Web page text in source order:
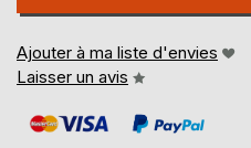
Ajouter à ma liste d'envies
Laisser un avis